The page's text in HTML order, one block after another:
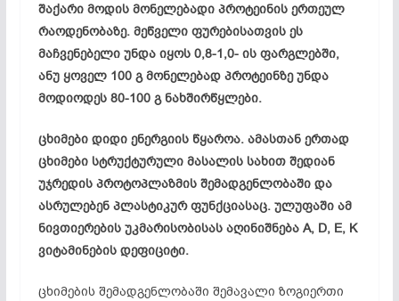
შაქარი მოდის მონელებადი პროტეინის ერთეულ
რაოდენობაზე. მეწველი ფურებისათვის ეს
მაჩვენებელი უნდა იყოს 0,8-1,0- ის ფარგლებში,
ანუ ყოველ 100 გ მონელებად პროტეინზე უნდა
მოდიოდეს 80-100 გ ნახშირწყლები.
ცხიმები დიდი ენერგიის წყაროა. ამასთან ერთად
ცხიმები სტრუქტურული მასალის სახით შედიან
უჯრედის პროტოპლაზმის შემადგენლობაში და
ასრულებენ პლასტიკურ ფუნქციასაც. ულუფაში ამ
ნივთიერების უკმარისობისას აღინიშნება A, D, E, K
ვიტამინების დეფიციტი.
ცხიმების შემადგენლობაში შემავალი ზოგიერთი